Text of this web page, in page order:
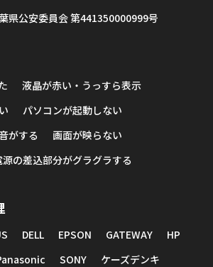
県公安委員会 第441350000999号
液晶が赤い・うっすら表示
パソコンが起動しない
がする
画面が映らない
源の差込部分がグラグラする
DELL EPSON GATEWAY
HP
SONY
ケーズデンキ